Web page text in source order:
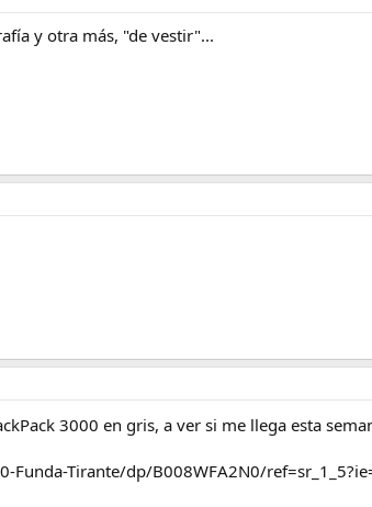
y otra más, "de vestir"...
3000 en gris, a ver si me llega esta
Funda-Tirante/dp/B008WFA2N0/